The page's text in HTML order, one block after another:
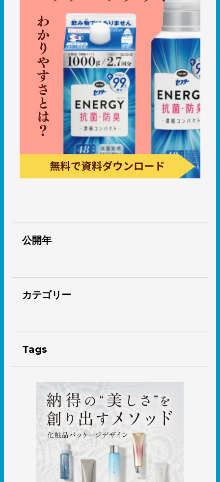
公開年
カテゴリー
Tags